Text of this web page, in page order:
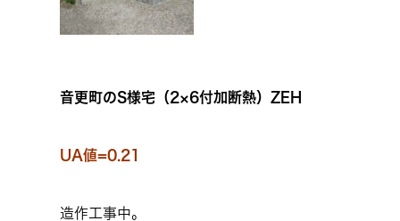
音更町のS様宅（2×6付加断熱）ZEH
UA値=0.21
造作工事中。